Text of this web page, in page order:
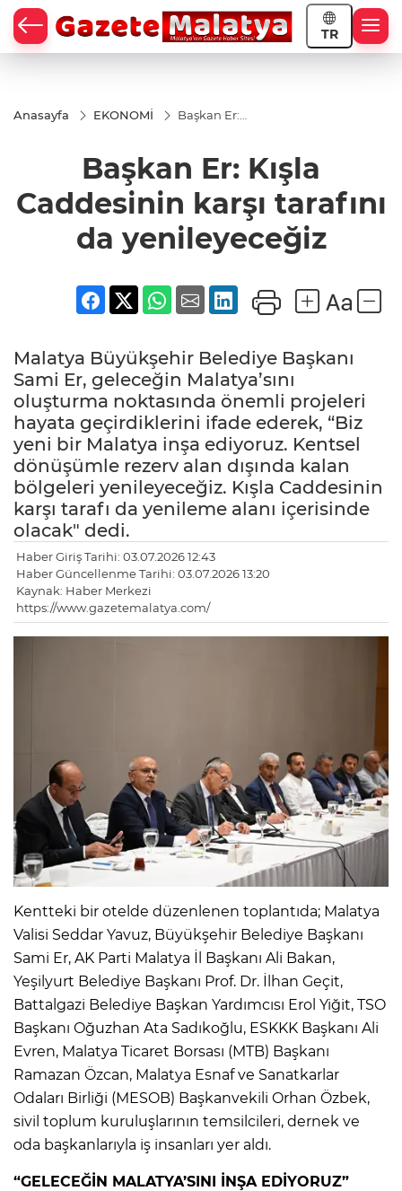
TR
Anasayfa EKONOMİ
Başkan Er:
karşı tarafını
da
Başkan Er: Kışla
Caddesinin karşı tarafını
da yenileyeceğiz
Malatya Büyükşehir Belediye Başkanı
Sami Er, geleceğin Malatya’sını
oluşturma noktasında önemli projeleri
hayata geçirdiklerini ifade ederek, “Biz
yeni bir Malatya inşa ediyoruz. Kentsel
dönüşümle rezerv alan dışında kalan
bölgeleri yenileyeceğiz. Kışla Caddesinin
karşı tarafı da yenileme alanı içerisinde
olacak" dedi.
Haber Giriş Tarihi: 03.07.2026 12:43
Haber Güncellenme Tarihi: 03.07.2026 13:20
Kaynak: Haber Merkezi
https://www.gazetemalatya.com/
Kentteki bir otelde düzenlenen toplantıda; Malatya
Valisi Seddar Yavuz, Büyükşehir Belediye Başkanı
Sami Er, AK Parti Malatya İl Başkanı Ali Bakan,
Yeşilyurt Belediye Başkanı Prof. Dr. İlhan Geçit,
Battalgazi Belediye Başkan Yardımcısı Erol Yiğit, TSO
Başkanı Oğuzhan Ata Sadıkoğlu, ESKKK Başkanı Ali
Evren, Malatya Ticaret Borsası (MTB) Başkanı
Ramazan Özcan, Malatya Esnaf ve Sanatkarlar
Odaları Birliği (MESOB) Başkanvekili Orhan Özbek,
sivil toplum kuruluşlarının temsilcileri, dernek ve
oda başkanlarıyla iş insanları yer aldı.
“GELECEĞİN MALATYA’SINI İNŞA EDİYORUZ”